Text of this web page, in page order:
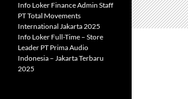
Info Loker Finance Admin Staff
PT Total Movements
International Jakarta 2025
Info Loker Full-Time – Store
Leader PT Prima Audio
Indonesia – Jakarta Terbaru
2025